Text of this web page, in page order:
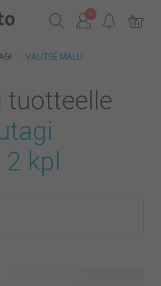
VALITSE MALLI
tuotteelle
kpl